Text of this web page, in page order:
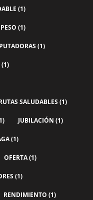
(1)
(1)
(1)
(1)
SALUDABLES (1)
JUBILACIÓN (1)
(1)
OFERTA(1)
(1)
RENDIMIENTO (1)